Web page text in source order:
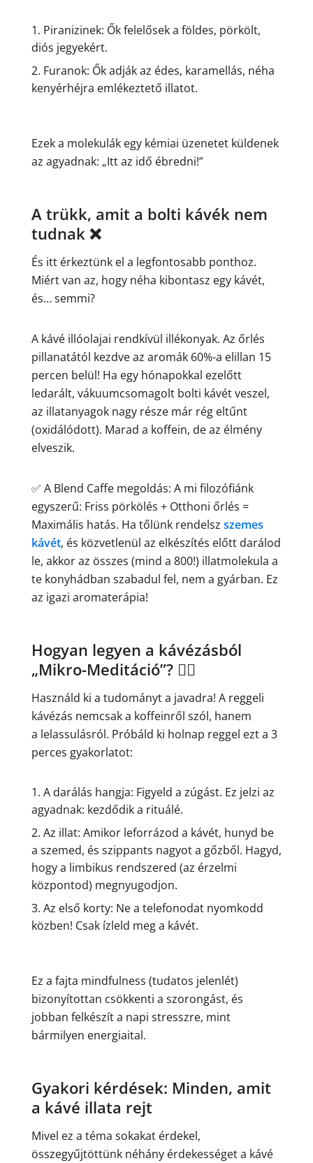
Piranizinek: Ők felelősek a földes, pörkölt,
diós jegyekért.
Furanok: Ők adják az édes, karamellás, néha
kenyérhéjra emlékeztető illatot.
Ezek a molekulák egy kémiai üzenetet küldenek
az agyadnak: „Itt az idő ébredni!”
A trükk, amit a bolti kávék nem
tudnak ❌
És itt érkeztünk el a legfontosabb ponthoz.
Miért van az, hogy néha kibontasz egy kávét,
és… semmi?
A kávé illóolajai rendkívül illékonyak. Az őrlés
pillanatától kezdve az aromák 60%-a elillan 15
percen belül! Ha egy hónapokkal ezelőtt
ledarált, vákuumcsomagolt bolti kávét veszel,
az illatanyagok nagy része már rég eltűnt
(oxidálódott). Marad a koffein, de az élmény
elveszik.
✅ A Blend Caffe megoldás: A mi filozófiánk
egyszerű: Friss pörkölés + Otthoni őrlés =
Maximális hatás. Ha tőlünk rendelsz szemes
kávét, és közvetlenül az elkészítés előtt darálod
le, akkor az összes (mind a 800!) illatmolekula a
te konyhádban szabadul fel, nem a gyárban. Ez
az igazi aromaterápia!
Hogyan legyen a kávézásból
„Mikro-Meditáció”? 🧘‍♀️
Használd ki a tudományt a javadra! A reggeli
kávézás nemcsak a koffeinről szól, hanem
a lelassulásról. Próbáld ki holnap reggel ezt a 3
perces gyakorlatot:
A darálás hangja: Figyeld a zúgást. Ez jelzi az
agyadnak: kezdődik a rituálé.
Az illat: Amikor leforrázod a kávét, hunyd be
a szemed, és szippants nagyot a gőzből. Hagyd,
hogy a limbikus rendszered (az érzelmi
központod) megnyugodjon.
Az első korty: Ne a telefonodat nyomkodd
közben! Csak ízleld meg a kávét.
Ez a fajta mindfulness (tudatos jelenlét)
bizonyítottan csökkenti a szorongást, és
jobban felkészít a napi stresszre, mint
bármilyen energiaital.
Gyakori kérdések: Minden, amit
a kávé illata rejt
Mivel ez a téma sokakat érdekel,
összegyűjtöttünk néhány érdekességet a kávé